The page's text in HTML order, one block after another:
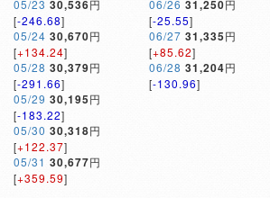
05/23 30,536円
[-246.68]
05/24 30,670円
[+134.24]
05/28 30,379円
[-291.66]
05/29 30,195円
[-183.22]
05/30 30,318円
[+122.37]
05/31 30,677円
[+359.59]
06/26 31,250円
[-25.55]
06/27 31,335円
[+85.62]
06/28 31,204円
[-130.96]